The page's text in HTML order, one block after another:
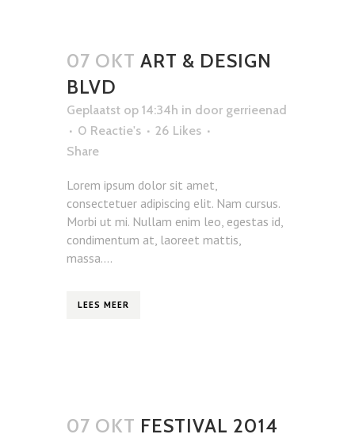
07 OKT ART & DESIGN
BLVD
Geplaatst op 14:34h in door gerrieenad
0 Reactie's
26 Likes
Share
Lorem ipsum dolor sit amet,
consectetuer adipiscing elit. Nam cursus.
Morbi ut mi. Nullam enim leo, egestas id,
condimentum at, laoreet mattis,
massa....
LEES MEER
07 OKT FESTIVAL 2014